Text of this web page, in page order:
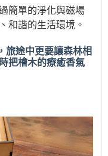
簡單的淨化與磁場
和諧的生活環境。
旅途中更要讓森林相
把檜木的療癒香氣